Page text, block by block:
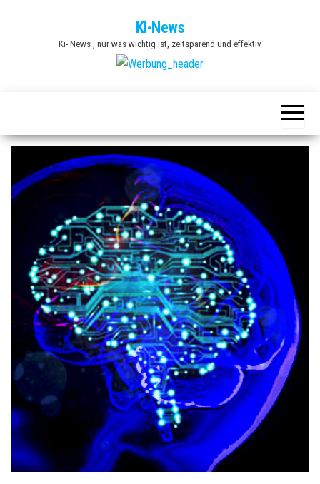
KI-News
Ki- News , nur was wichtig ist, zeitsparend und effektiv